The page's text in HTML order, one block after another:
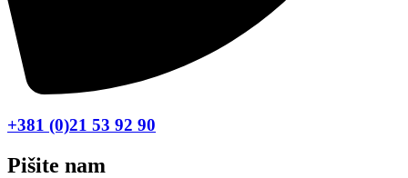
+381 (0)21 53 92 90
Pišite nam